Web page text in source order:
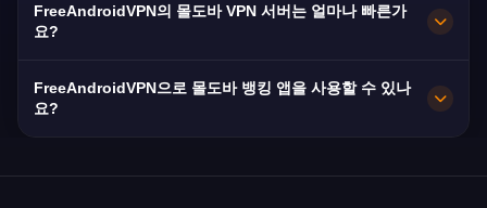
추고 있습니다.
암호화와 엄격한 무로그 정책을 사용합니다. 몰도
정보 보호를 위해 VPN이 필수적입니다.
FreeAndroidVPN의 몰도바 VPN 서버는 얼마나 빠른가
요?
속도를 제공합니다. 몰도바의 평균 인터넷 속도는
FreeAndroidVPN으로 몰도바 뱅킹 앱을 사용할 수 있나
요?
접근하는 데 일반적으로 사용됩니다. 몰도바 국립